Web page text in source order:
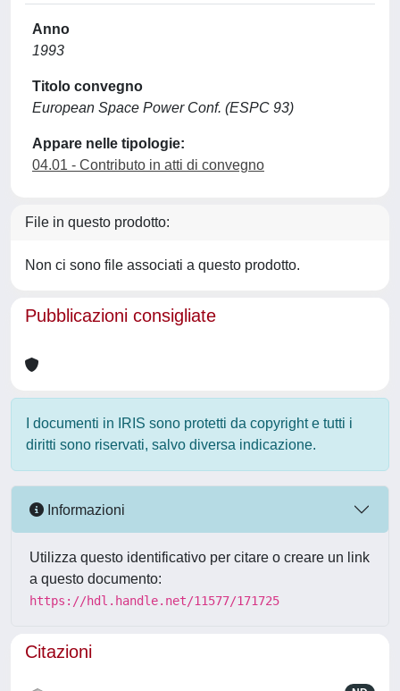
Anno
1993
Titolo convegno
European Space Power Conf. (ESPC 93)
Appare nelle tipologie:
04.01 - Contributo in atti di convegno
File in questo prodotto:
Non ci sono file associati a questo prodotto.
Pubblicazioni consigliate
I documenti in IRIS sono protetti da copyright e tutti i
diritti sono riservati, salvo diversa indicazione.
Informazioni
Utilizza questo identificativo per citare o creare un link
a questo documento:
https://hdl.handle.net/11577/171725
Citazioni